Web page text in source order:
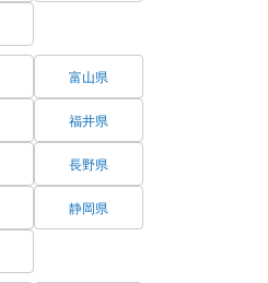
富山県
福井県
長野県
静岡県